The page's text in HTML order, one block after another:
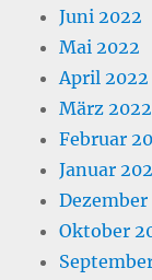
Juni 2022
Mai 2022
April 2022
März 2022
Februar
Januar
Dezember
Oktober